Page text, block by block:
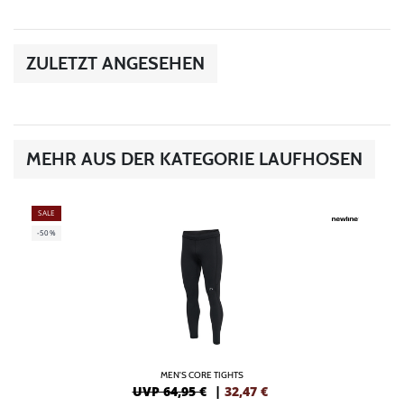
ZULETZT ANGESEHEN
MEHR AUS DER KATEGORIE LAUFHOSEN
SALE
-50%
MEN'S CORE TIGHTS
UVP 64,95 € | 32,47 €